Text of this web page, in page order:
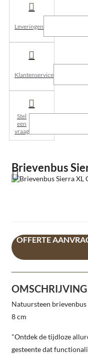
Leveringen
Klantenservice
Stel
een
vraag
Brievenbus
OFFERTE
OMSCHRIJVING
Natuursteen brievenbus
8 cm
"Ontdek de tijdloze
gesteente dat